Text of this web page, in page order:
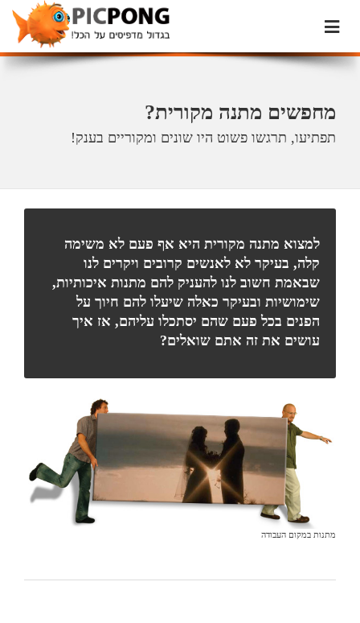
מחפשים מתנה מקורית?
תפתיעו, תרגשו פשוט היו שונים ומקוריים בענק!
למצוא מתנה מקורית היא אף פעם לא משימה
קלה, בעיקר לא לאנשים קרובים ויקרים לנו
שבאמת חשוב לנו להעניק להם מתנות איכותיות,
שימושיות ובעיקר כאלה שיעלו להם חיוך על
הפנים בכל פעם שהם יסתכלו עליהם, אז איך
עושים את זה אתם שואלים?
מתנות במקום העבודה